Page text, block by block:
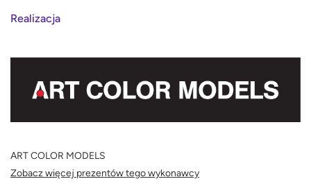
Realizacja
ART COLOR MODELS
Zobacz więcej prezentów tego wykonawcy